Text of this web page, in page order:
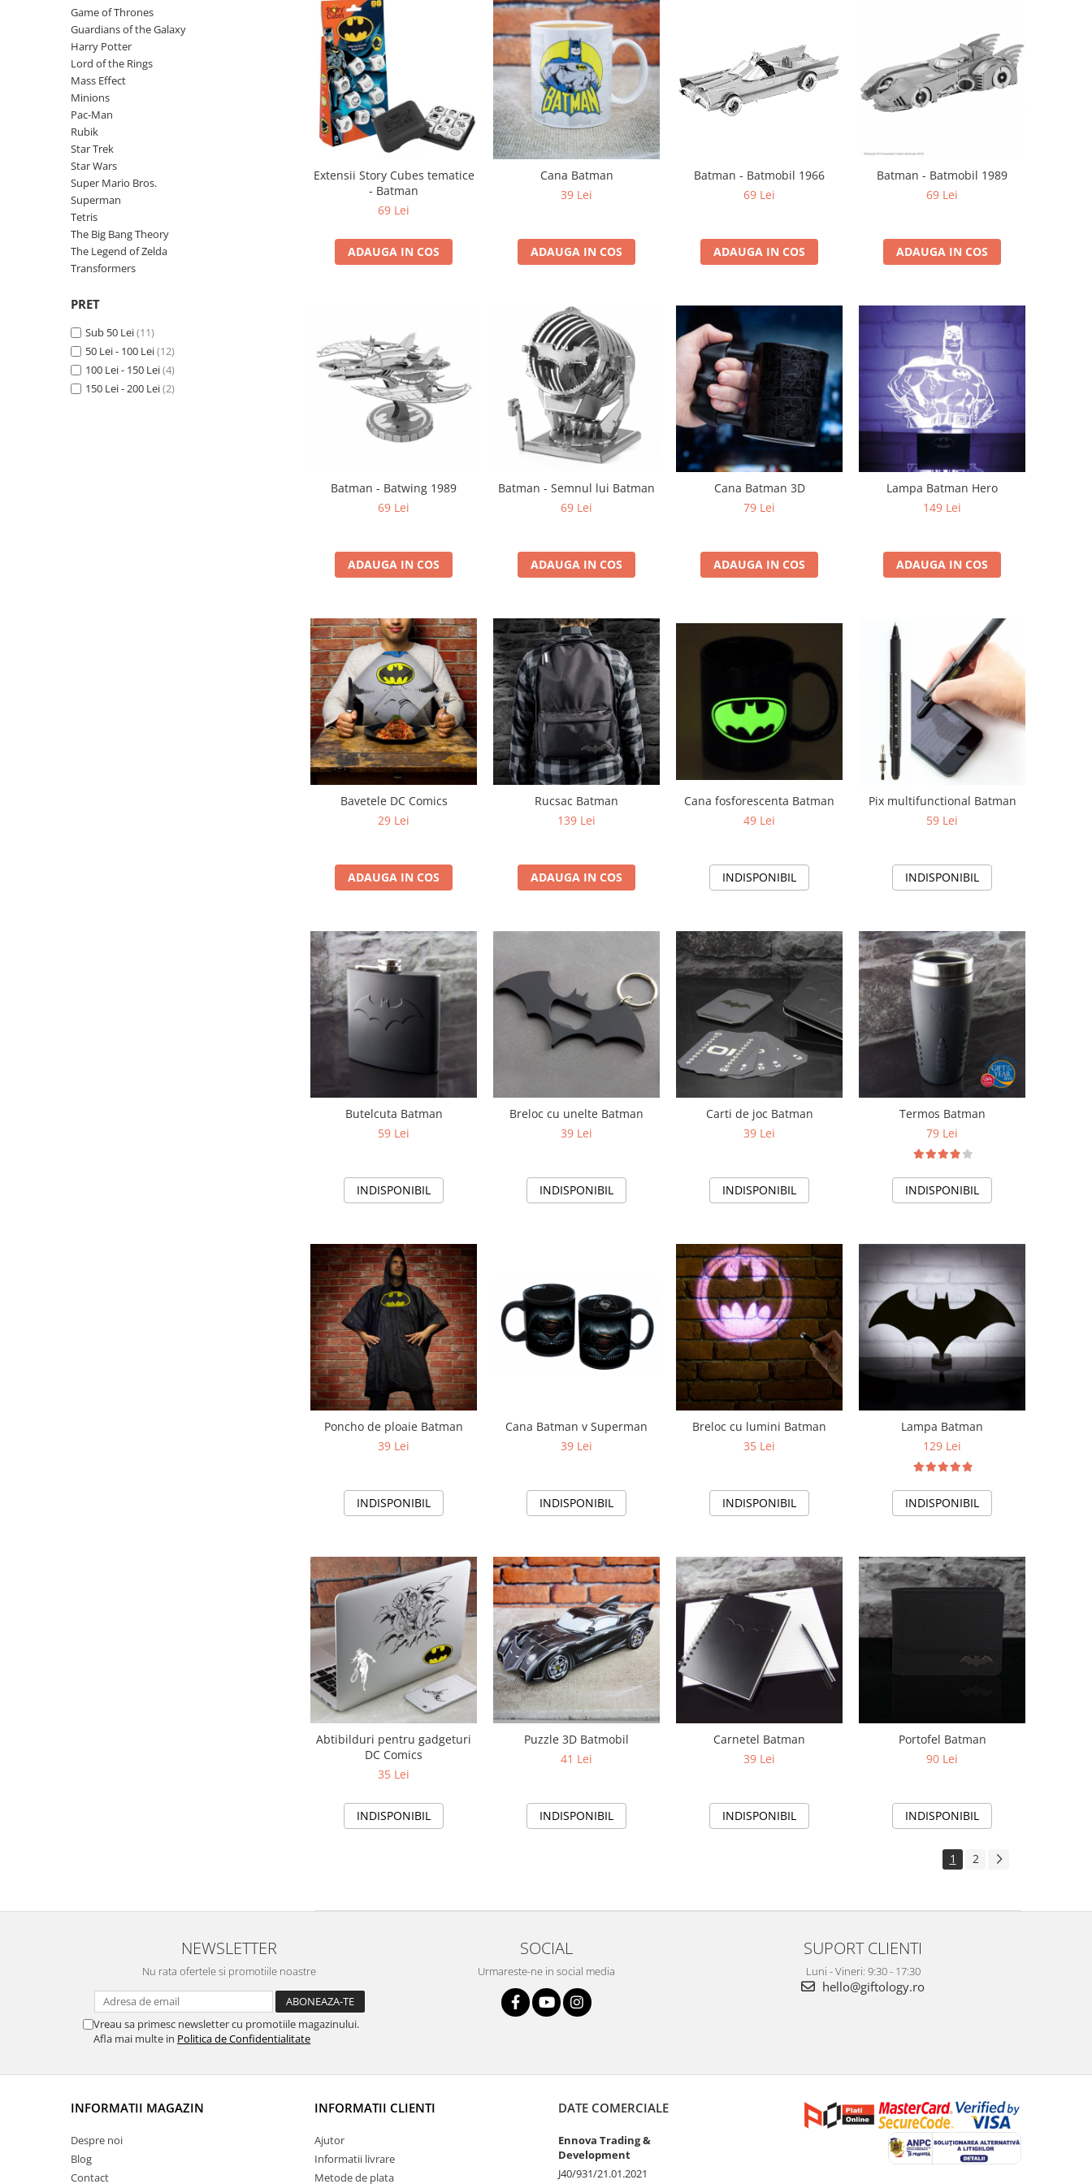
Game of Thrones
Guardians of the Galaxy
Harry Potter
Lord of the Rings
Mass Effect
Minions
Pac-Man
Rubik
Star Trek
Star Wars
Super Mario Bros.
Superman
Tetris
The Big Bang Theory
The Legend of Zelda
Transformers
PRET
Sub 50 Lei(11)
50 Lei - 100 Lei(12)
100 Lei - 150 Lei(4)
150 Lei - 200 Lei(2)
Extensii Story Cubes tematice
- Batman
69 Lei
ADAUGA IN COS
Cana Batman
39 Lei
ADAUGA IN COS
Batman - Batmobil 1966
69 Lei
ADAUGA IN COS
Batman - Batmobil 1989
69 Lei
ADAUGA IN COS
Batman - Batwing 1989
69 Lei
ADAUGA IN COS
Batman - Semnul lui Batman
69 Lei
ADAUGA IN COS
Cana Batman 3D
79 Lei
ADAUGA IN COS
Lampa Batman Hero
149 Lei
ADAUGA IN COS
Bavetele DC Comics
29 Lei
ADAUGA IN COS
Rucsac Batman
139 Lei
ADAUGA IN COS
Cana fosforescenta Batman
49 Lei
INDISPONIBIL
Pix multifunctional Batman
59 Lei
INDISPONIBIL
Butelcuta Batman
59 Lei
INDISPONIBIL
Breloc cu unelte Batman
39 Lei
INDISPONIBIL
Carti de joc Batman
39 Lei
INDISPONIBIL
Termos Batman
79 Lei
INDISPONIBIL
Poncho de ploaie Batman
39 Lei
INDISPONIBIL
Cana Batman v Superman
39 Lei
INDISPONIBIL
Breloc cu lumini Batman
35 Lei
INDISPONIBIL
Lampa Batman
129 Lei
INDISPONIBIL
Abtibilduri pentru gadgeturi
DC Comics
35 Lei
INDISPONIBIL
Puzzle 3D Batmobil
41 Lei
INDISPONIBIL
Carnetel Batman
39 Lei
INDISPONIBIL
Portofel Batman
90 Lei
INDISPONIBIL
1 2
NEWSLETTER
Nu rata ofertele si promotiile noastre
Vreau sa primesc newsletter cu promotiile magazinului.
Afla mai multe in Politica de Confidentialitate
SOCIAL
Urmareste-ne in social media
SUPORT CLIENTI
Luni - Vineri: 9:30 - 17:30
hello@giftology.ro
INFORMATII MAGAZIN
Despre noi
Blog
Contact
INFORMATII CLIENTI
Ajutor
Informatii livrare
Metode de plata
DATE COMERCIALE
Ennova Trading &
Development
J40/931/21.01.2021